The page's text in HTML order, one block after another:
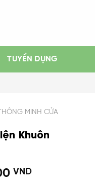
TUYỂN DỤNG
MINH CỬA
Khuôn
VND